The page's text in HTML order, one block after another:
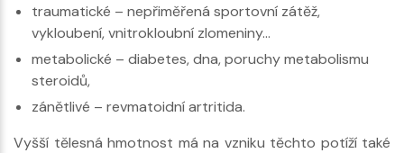
traumatické – nepřiměřená sportovní zátěž,
vykloubení, vnitrokloubní zlomeniny…
metabolické – diabetes, dna, poruchy metabolismu
steroidů,
zánětlivé – revmatoidní artritida.
Vyšší tělesná hmotnost má na vzniku těchto potíží také